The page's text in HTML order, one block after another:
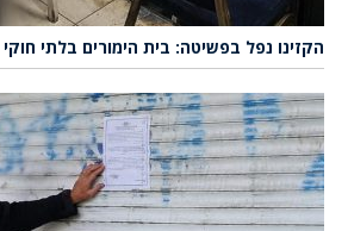
הקזינו נפל בפשיטה: בית הימורים בלתי